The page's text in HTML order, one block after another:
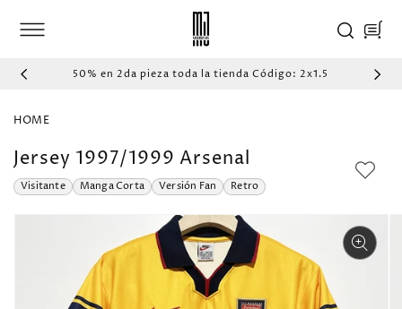
AL CONTENIDO
Carrito
50% en 2da pieza toda la tienda Código: 2x1.5
HOME
Jersey 1997/1999 Arsenal
Visitante Manga Corta Versión Fan Retro
IR
DEL PRODUCTO